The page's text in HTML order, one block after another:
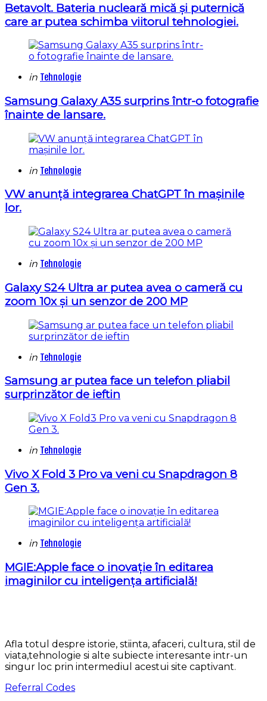
Betavolt. Bateria nucleară mică și puternică
care ar putea schimba viitorul tehnologiei.
Categories
Posted
in Tehnologie
Samsung Galaxy A35 surprins într-o fotografie
înainte de lansare.
Categories
Posted
in Tehnologie
VW anunță integrarea ChatGPT în mașinile
lor.
Categories
Posted
in Tehnologie
Galaxy S24 Ultra ar putea avea o cameră cu
zoom 10x și un senzor de 200 MP
Categories
Posted
in Tehnologie
Samsung ar putea face un telefon pliabil
surprinzător de ieftin
Categories
Posted
in Tehnologie
Vivo X Fold 3 Pro va veni cu Snapdragon 8
Gen 3.
Categories
Posted
in Tehnologie
MGIE:Apple face o inovație în editarea
imaginilor cu inteligența artificială!
Afla totul despre istorie, stiinta, afaceri, cultura, stil de
viata,tehnologie si alte subiecte interesante intr-un
singur loc prin intermediul acestui site captivant.
Referral Codes